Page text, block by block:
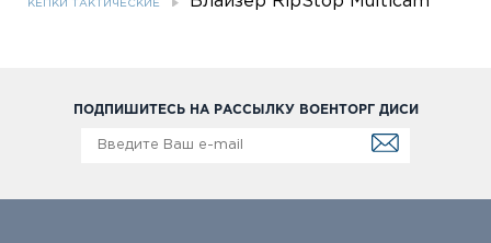
КЕПКИ ТАКТИЧЕСКИЕ
ПОДПИШИТЕСЬ НА РАССЫЛКУ ВОЕНТОРГ ДИСИ